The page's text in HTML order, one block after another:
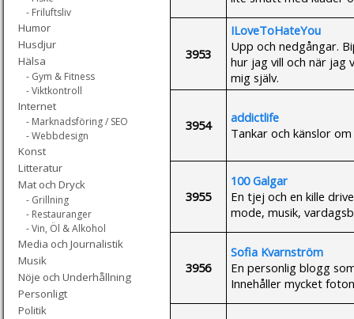
- Friluftsliv
Humor
Husdjur
Hälsa
- Gym & Fitness
- Viktkontroll
Internet
- Marknadsföring / SEO
- Webbdesign
Konst
Litteratur
Mat och Dryck
- Grillning
- Restauranger
- Vin, Öl & Alkohol
Media och Journalistik
Musik
Nöje och Underhållning
Personligt
Politik
3953
ILoveToHateYou
Upp och nedgångar.
hur jag vill och när jag
mig själv.
3954
addictlife
Tankar och känslor
3955
100 Galgar
En tjej och en kille
mode, musik,
3956
Sofia Kvarnström
En personlig blogg
Innehåller mycket